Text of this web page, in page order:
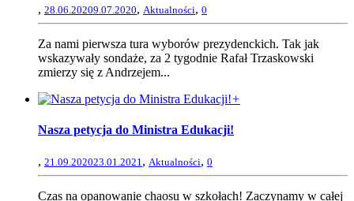
, 28.06.20209.07.2020, Aktualności, 0
Za nami pierwsza tura wyborów prezydenckich. Tak jak
wskazywały sondaże, za 2 tygodnie Rafał Trzaskowski
zmierzy się z Andrzejem...
+
Nasza petycja do Ministra Edukacji!
, 21.09.202023.01.2021 , Aktualności, 0
Czas na opanowanie chaosu w szkołach! Zaczynamy w całej